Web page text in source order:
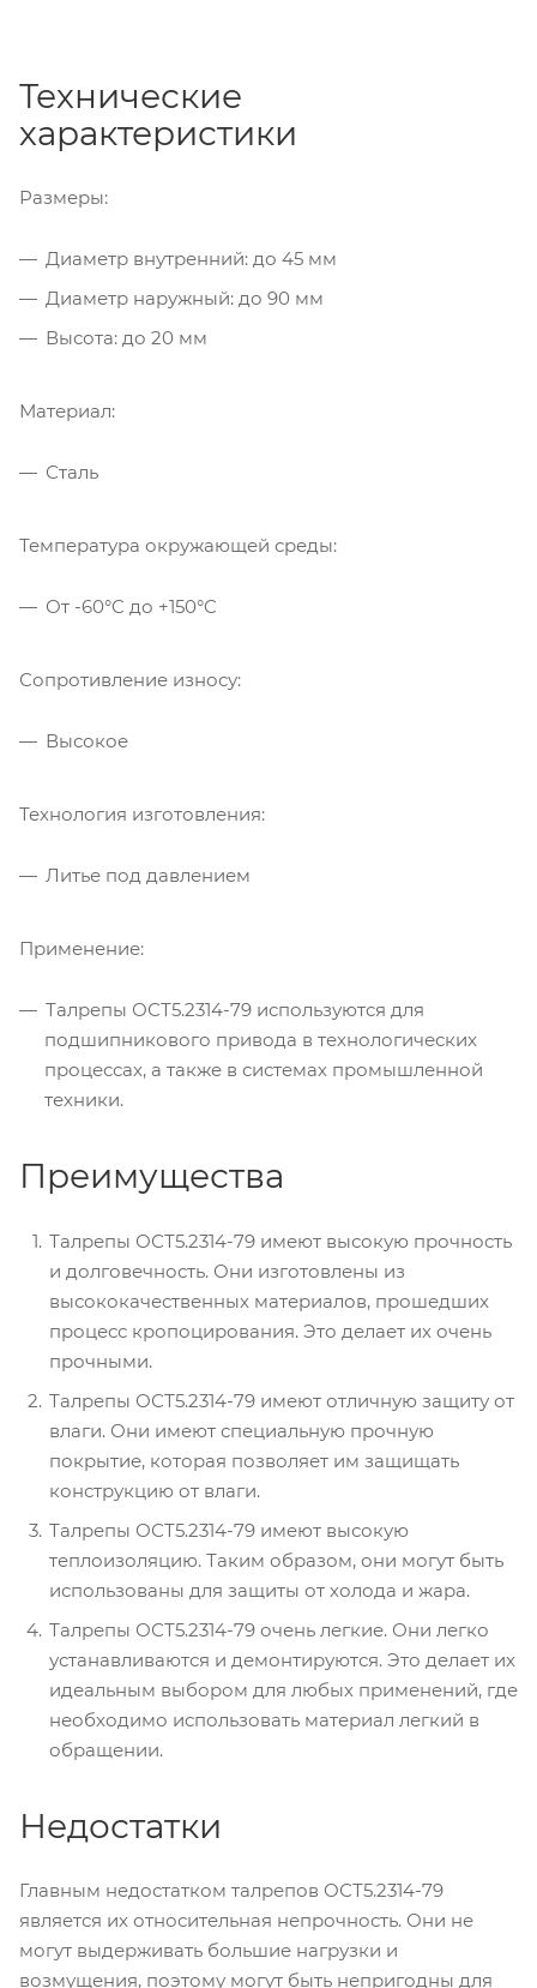
Технические
характеристики
Размеры:
Диаметр внутренний: до 45 мм
Диаметр наружный: до 90 мм
Высота: до 20 мм
Материал:
Сталь
Температура окружающей среды:
От -60°C до +150°C
Сопротивление износу:
Высокое
Технология изготовления:
Литье под давлением
Применение:
Талрепы ОСТ5.2314-79 используются для
подшипникового привода в технологических
процессах, а также в системах промышленной
техники.
Преимущества
Талрепы ОСТ5.2314-79 имеют высокую прочность
и долговечность. Они изготовлены из
высококачественных материалов, прошедших
процесс кропоцирования. Это делает их очень
прочными.
Талрепы ОСТ5.2314-79 имеют отличную защиту от
влаги. Они имеют специальную прочную
покрытие, которая позволяет им защищать
конструкцию от влаги.
Талрепы ОСТ5.2314-79 имеют высокую
теплоизоляцию. Таким образом, они могут быть
использованы для защиты от холода и жара.
Талрепы ОСТ5.2314-79 очень легкие. Они легко
устанавливаются и демонтируются. Это делает их
идеальным выбором для любых применений, где
необходимо использовать материал легкий в
обращении.
Недостатки
Главным недостатком талрепов ОСТ5.2314-79
является их относительная непрочность. Они не
могут выдерживать большие нагрузки и
возмущения, поэтому могут быть непригодны для